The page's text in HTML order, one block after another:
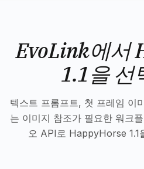
EvoLink에서
1.1을 선
텍스트 프롬프트, 첫 프레임 이
는 이미지 참조가 필요한 워크
오 API로 HappyHorse 1.1